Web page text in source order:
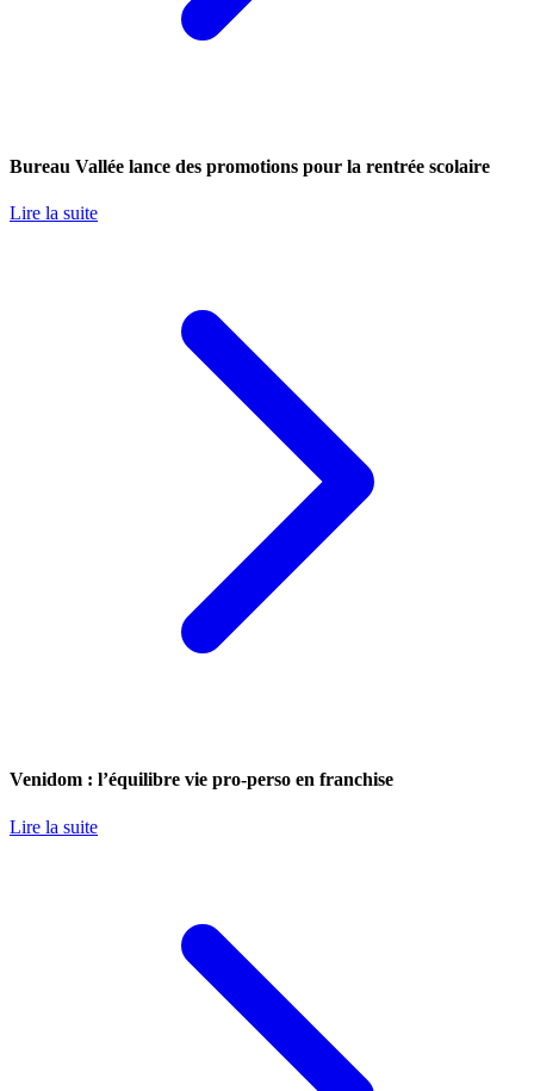
Bureau Vallée lance des promotions pour la rentrée scolaire
Lire la suite
Venidom : l’équilibre vie pro-perso en franchise
Lire la suite